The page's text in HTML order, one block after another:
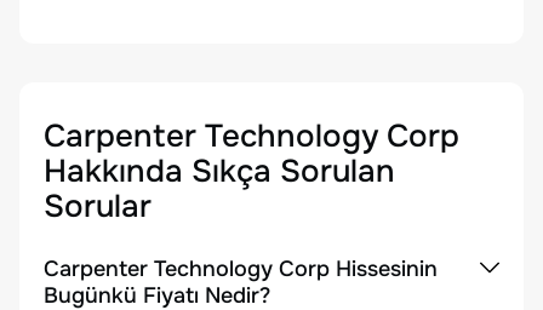
Carpenter Technology Corp
Hakkında Sıkça Sorulan
Sorular
Carpenter Technology Corp Hissesinin
Bugünkü Fiyatı Nedir?